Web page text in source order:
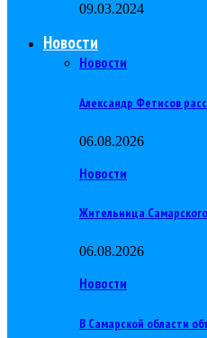
09.03.2024
Новости
Новости
Александр Фетисов
06.08.2026
Новости
Жительница
06.08.2026
Новости
В Самарской области